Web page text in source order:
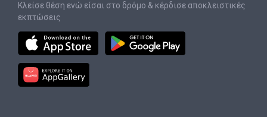
Κλείσε θέση ενώ είσαι στο δρόμο & κέρδισε αποκλειστικές
εκπτώσεις